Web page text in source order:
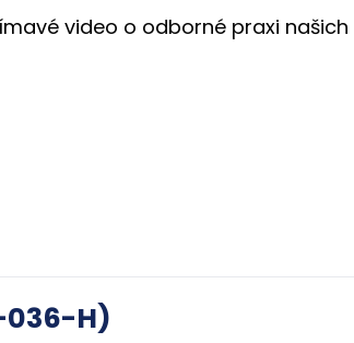
video o odborné praxi našich
H)